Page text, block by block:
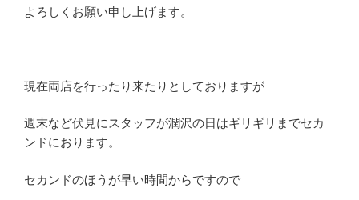
よろしくお願い申し上げます。
現在両店を行ったり来たりとしておりますが
週末など伏見にスタッフが潤沢の日はギリギリまでセカ
ンドにおります。
セカンドのほうが早い時間からですので